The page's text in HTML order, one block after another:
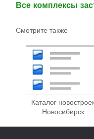
Все комплексы
Смотрите также
Каталог
Новосибирск